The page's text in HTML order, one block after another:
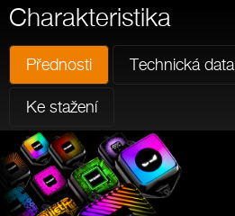
Charakteristika
Přednosti Technická data
Ke stažení